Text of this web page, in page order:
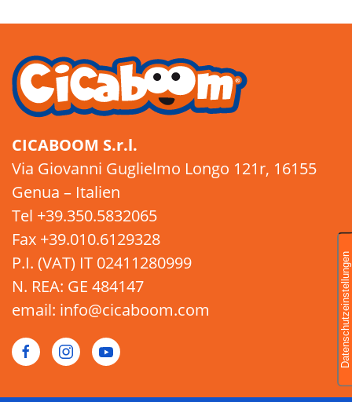
CICABOOM S.r.l.
Via Giovanni Guglielmo Longo 121r, 16155
Genua – Italien
Tel +39.350.5832065
Fax +39.010.6129328
P.I. (VAT) IT 02411280999
N. REA: GE 484147
email: info@cicaboom.com